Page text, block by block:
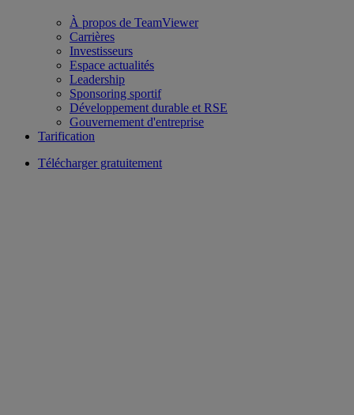
À propos de TeamViewer
Carrières
Investisseurs
Espace actualités
Leadership
Sponsoring sportif
Développement durable et RSE
Gouvernement d'entreprise
Tarification
Télécharger gratuitement